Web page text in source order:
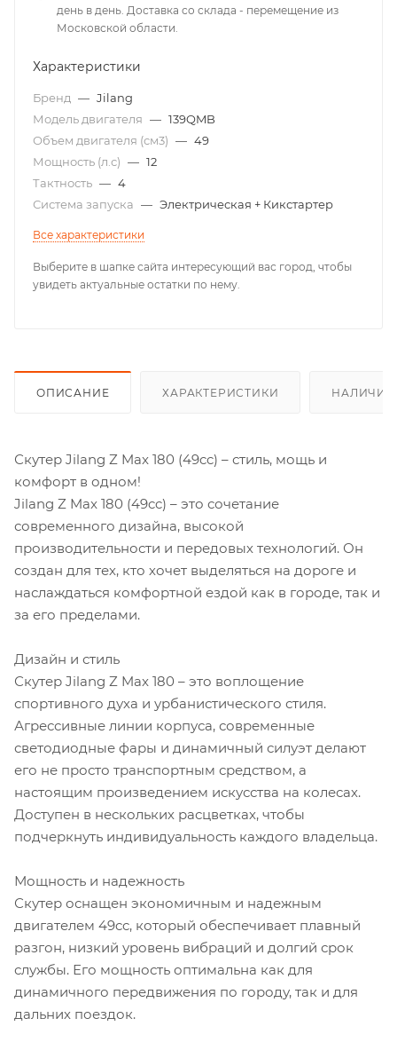
день в день. Доставка со склада - перемещение из
Московской области.
Характеристики
Бренд — Jilang
Модель двигателя — 139QMB
Объем двигателя (см3) — 49
Мощность (л.с) — 12
Тактность — 4
Система запуска — Электрическая + Кикстартер
Все характеристики
Выберите в шапке сайта интересующий вас город, чтобы
увидеть актуальные остатки по нему.
ОПИСАНИЕ ХАРАКТЕРИСТИКИ НАЛИЧИЕ
Скутер Jilang Z Max 180 (49cc) – стиль, мощь и
комфорт в одном!
Jilang Z Max 180 (49cc) – это сочетание
современного дизайна, высокой
производительности и передовых технологий. Он
создан для тех, кто хочет выделяться на дороге и
наслаждаться комфортной ездой как в городе, так и
за его пределами.
Дизайн и стиль
Скутер Jilang Z Max 180 – это воплощение
спортивного духа и урбанистического стиля.
Агрессивные линии корпуса, современные
светодиодные фары и динамичный силуэт делают
его не просто транспортным средством, а
настоящим произведением искусства на колесах.
Доступен в нескольких расцветках, чтобы
подчеркнуть индивидуальность каждого владельца.
Мощность и надежность
Скутер оснащен экономичным и надежным
двигателем 49cc, который обеспечивает плавный
разгон, низкий уровень вибраций и долгий срок
службы. Его мощность оптимальна как для
динамичного передвижения по городу, так и для
дальних поездок.